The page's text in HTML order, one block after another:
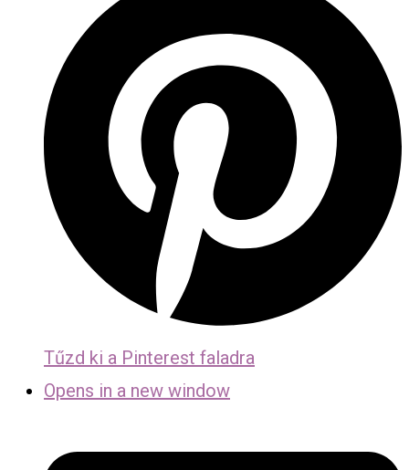
Tűzd ki a Pinterest faladra
Opens in a new window